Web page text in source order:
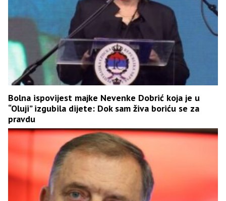
Bolna ispovijest majke Nevenke Dobrić koja je u
“Oluji” izgubila dijete: Dok sam živa boriću se za
pravdu